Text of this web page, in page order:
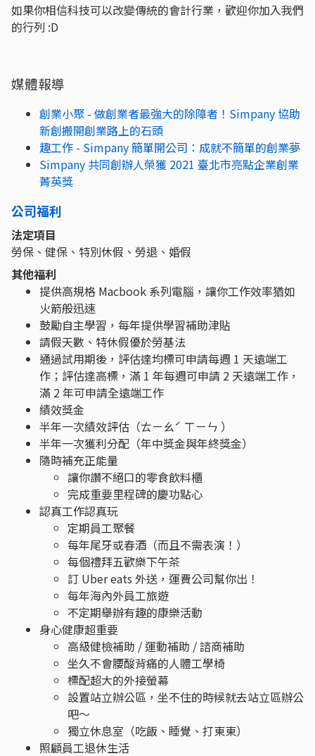
如果你相信科技可以改變傳統的會計行業，歡迎你加入我們
的行列 :D
媒體報導
創業小聚 - 做創業者最強大的除障者！Simpany 協助
新創搬開創業路上的石頭
趣工作 - Simpany 簡單開公司：成就不簡單的創業夢
Simpany 共同創辦人榮獲 2021 臺北市亮點企業創業
菁英獎
公司福利
法定項目
勞保、健保、特別休假、勞退、婚假
其他福利
提供高規格 Macbook 系列電腦，讓你工作效率猶如
火箭般迅速
鼓勵自主學習，每年提供學習補助津貼
請假天數、特休假優於勞基法
通過試用期後，評估達均標可申請每週 1 天遠端工
作；評估達高標，滿 1 年每週可申請 2 天遠端工作，
滿 2 年可申請全遠端工作
績效獎金
半年一次績效評估（ㄊㄧㄠˊ ㄒㄧㄣ ）
半年一次獲利分配（年中獎金與年終獎金）
隨時補充正能量
讓你讚不絕口的零食飲料櫃
完成重要里程碑的慶功點心
認真工作認真玩
定期員工聚餐
每年尾牙或春酒（而且不需表演！）
每個禮拜五歡樂下午茶
訂 Uber eats 外送，運費公司幫你出！
每年海內外員工旅遊
不定期舉辦有趣的康樂活動
身心健康超重要
高級健檢補助 / 運動補助 / 諮商補助
坐久不會腰酸背痛的人體工學椅
標配超大的外接螢幕
設置站立辦公區，坐不住的時候就去站立區辦公
吧～
獨立休息室（吃飯、睡覺、打東東）
照顧員工退休生活